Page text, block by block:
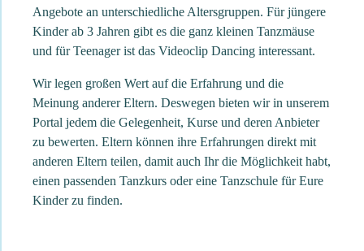
Angebote an unterschiedliche Altersgruppen. Für jüngere
Kinder ab 3 Jahren gibt es die ganz kleinen Tanzmäuse
und für Teenager ist das Videoclip Dancing interessant.
Wir legen großen Wert auf die Erfahrung und die
Meinung anderer Eltern. Deswegen bieten wir in unserem
Portal jedem die Gelegenheit, Kurse und deren Anbieter
zu bewerten. Eltern können ihre Erfahrungen direkt mit
anderen Eltern teilen, damit auch Ihr die Möglichkeit habt,
einen passenden Tanzkurs oder eine Tanzschule für Eure
Kinder zu finden.